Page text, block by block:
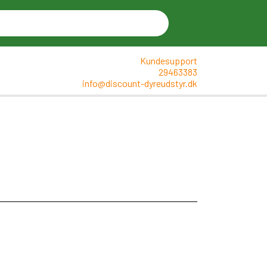
Kundesupport
29463383
info@discount-dyreudstyr.dk